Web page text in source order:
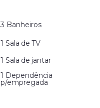
3 Banheiros
1 Sala de TV
1 Sala de jantar
1 Dependência
p/empregada